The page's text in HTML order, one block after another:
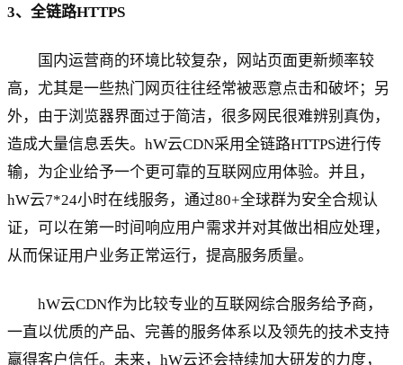
3、全链路HTTPS
国内运营商的环境比较复杂，网站页面更新频率较
高，尤其是一些热门网页往往经常被恶意点击和破坏；另
外，由于浏览器界面过于简洁，很多网民很难辨别真伪，
造成大量信息丢失。hW云CDN采用全链路HTTPS进行传
输，为企业给予一个更可靠的互联网应用体验。并且，
hW云7*24小时在线服务，通过80+全球群为安全合规认
证，可以在第一时间响应用户需求并对其做出相应处理，
从而保证用户业务正常运行，提高服务质量。
hW云CDN作为比较专业的互联网综合服务给予商，
一直以优质的产品、完善的服务体系以及领先的技术支持
赢得客户信任。未来，hW云还会持续加大研发的力度，